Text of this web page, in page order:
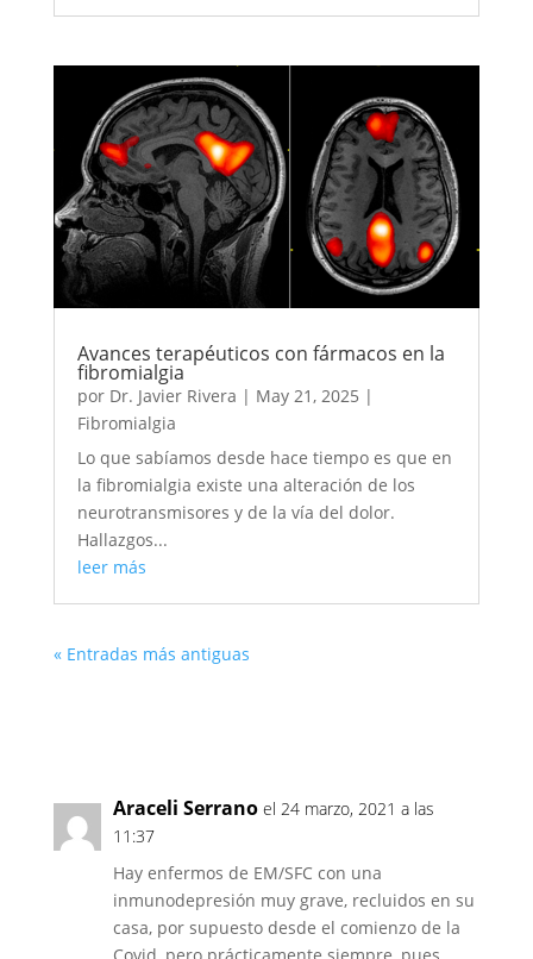
Avances terapéuticos con fármacos en la
fibromialgia
por Dr. Javier Rivera | May 21, 2025 |
Fibromialgia
Lo que sabíamos desde hace tiempo es que en
la fibromialgia existe una alteración de los
neurotransmisores y de la vía del dolor.
Hallazgos...
leer más
« Entradas más antiguas
Araceli Serrano el 24 marzo, 2021 a las
11:37
Hay enfermos de EM/SFC con una
inmunodepresión muy grave, recluidos en su
casa, por supuesto desde el comienzo de la
Covid, pero prácticamente siempre, pues